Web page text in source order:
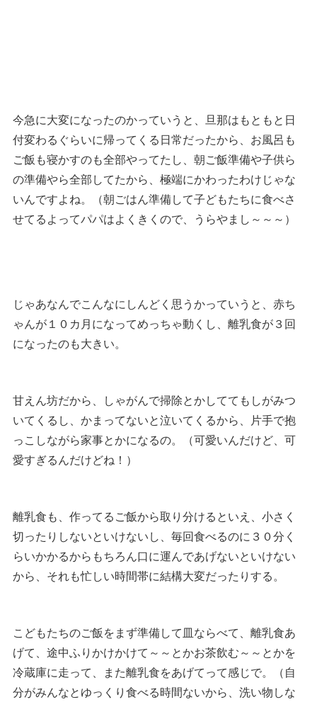
今急に大変になったのかっていうと、旦那はもともと日
付変わるぐらいに帰ってくる日常だったから、お風呂も
ご飯も寝かすのも全部やってたし、朝ご飯準備や子供ら
の準備やら全部してたから、極端にかわったわけじゃな
いんですよね。（朝ごはん準備して子どもたちに食べさ
せてるよってパパはよくきくので、うらやまし～～～）
じゃあなんでこんなにしんどく思うかっていうと、赤ち
ゃんが１０カ月になってめっちゃ動くし、離乳食が３回
になったのも大きい。
甘えん坊だから、しゃがんで掃除とかしててもしがみつ
いてくるし、かまってないと泣いてくるから、片手で抱
っこしながら家事とかになるの。（可愛いんだけど、可
愛すぎるんだけどね！）
離乳食も、作ってるご飯から取り分けるといえ、小さく
切ったりしないといけないし、毎回食べるのに３０分く
らいかかるからもちろん口に運んであげないといけない
から、それも忙しい時間帯に結構大変だったりする。
こどもたちのご飯をまず準備して皿ならべて、離乳食あ
げて、途中ふりかけかけて～～とかお茶飲む～～とかを
冷蔵庫に走って、また離乳食をあげてって感じで。（自
分がみんなとゆっくり食べる時間ないから、洗い物しな